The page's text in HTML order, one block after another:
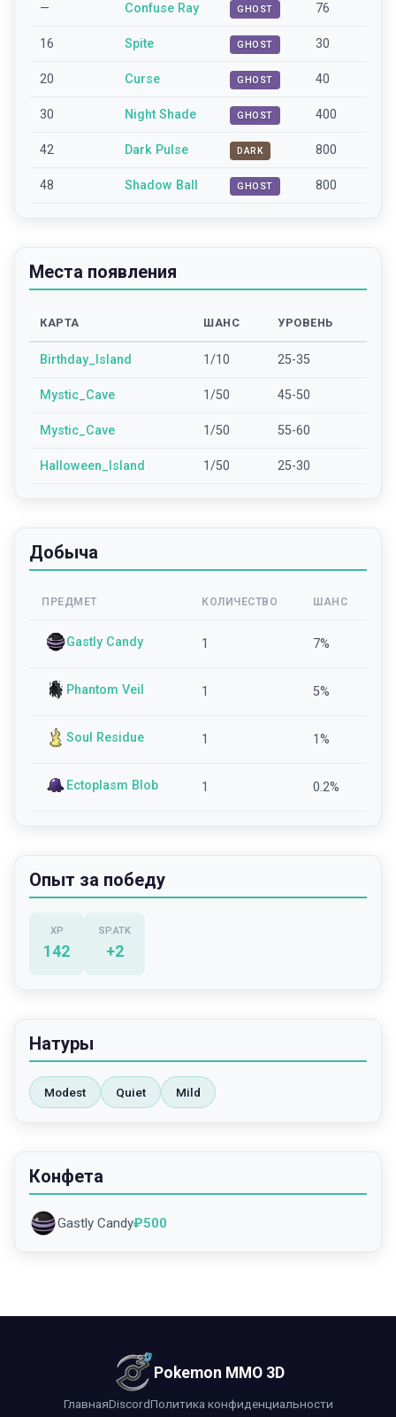
— Confuse Ray GHOST 76
16 Spite GHOST 30
20 Curse GHOST 40
30 Night Shade GHOST 400
42 Dark Pulse DARK 800
48 Shadow Ball GHOST 800
Места появления
КАРТА ШАНС УРОВЕНЬ
Birthday_Island 1/10 25-35
Mystic_Cave 1/50 45-50
Mystic_Cave 1/50 55-60
Halloween_Island 1/50 25-30
Добыча
ПРЕДМЕТ КОЛИЧЕСТВО ШАНС
Gastly Candy 1 7%
Phantom Veil 1 5%
Soul Residue 1 1%
Ectoplasm Blob 1 0.2%
Опыт за победу
XP
142
SP.ATK
+2
Натуры
Modest Quiet Mild
Конфета
Gastly Candy₽500
Pokemon MMO 3D
ГлавнаяDiscordПолитика конфиденциальности